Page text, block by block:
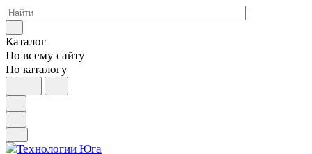
Каталог
По всему сайту
По каталогу